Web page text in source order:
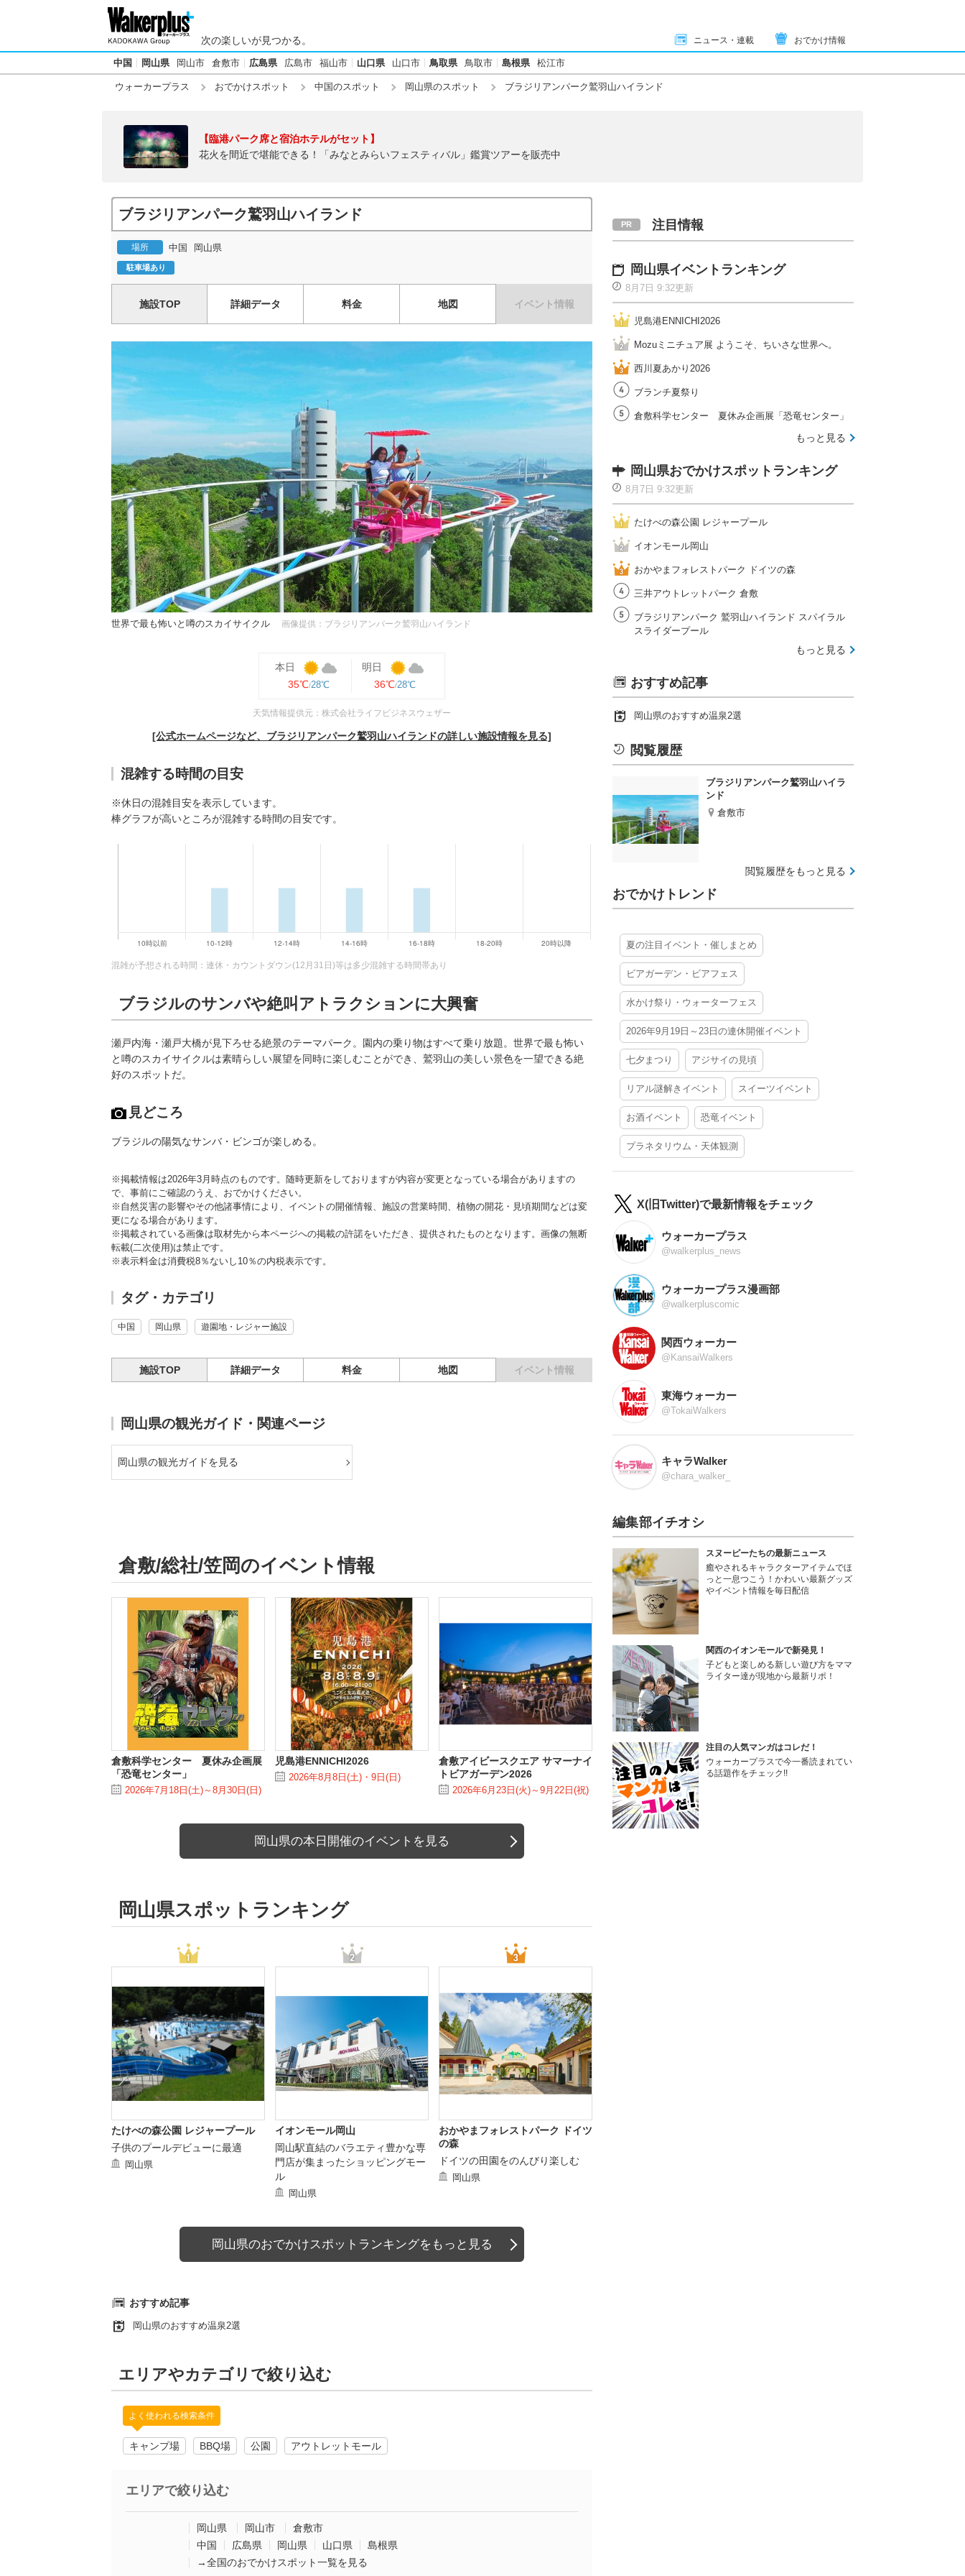
次の楽しいが見つかる。 ニュース・連載 おでかけ情報
中国 岡山県 岡山市 倉敷市 広島県 広島市 福山市 山口県 山口市 鳥取県 鳥取市 島根県 松江市
ウォーカープラス おでかけスポット 中国のスポット 岡山県のスポット ブラジリアンパーク鷲羽山ハイランド
【臨港パーク席と宿泊ホテルがセット】
花火を間近で堪能できる！「みなとみらいフェスティバル」鑑賞ツアーを販売中
ブラジリアンパーク鷲羽山ハイランド
場所 中国 岡山県
駐車場あり
施設TOP 詳細データ 料金 地図 イベント情報
世界で最も怖いと噂のスカイサイクル 画像提供：ブラジリアンパーク鷲羽山ハイランド
本日
35℃ 28℃
明日
36℃ 28℃
天気情報提供元：株式会社ライフビジネスウェザー
[公式ホームページなど、ブラジリアンパーク鷲羽山ハイランドの詳しい施設情報を見る]
混雑する時間の目安
※休日の混雑目安を表示しています。
棒グラフが高いところが混雑する時間の目安です。
混雑が予想される時間：連休・カウントダウン(12月31日)等は多少混雑する時間帯あり
ブラジルのサンバや絶叫アトラクションに大興奮
瀬戸内海・瀬戸大橋が見下ろせる絶景のテーマパーク。園内の乗り物はすべて乗り放題。世界で最も怖い
と噂のスカイサイクルは素晴らしい展望を同時に楽しむことができ、鷲羽山の美しい景色を一望できる絶
好のスポットだ。
見どころ
ブラジルの陽気なサンバ・ビンゴが楽しめる。
※掲載情報は2026年3月時点のものです。随時更新をしておりますが内容が変更となっている場合がありますの
で、事前にご確認のうえ、おでかけください。
※自然災害の影響やその他諸事情により、イベントの開催情報、施設の営業時間、植物の開花・見頃期間などは変
更になる場合があります。
※掲載されている画像は取材先から本ページへの掲載の許諾をいただき、提供されたものとなります。画像の無断
転載(二次使用)は禁止です。
※表示料金は消費税8％ないし10％の内税表示です。
タグ・カテゴリ
中国 岡山県 遊園地・レジャー施設
施設TOP 詳細データ 料金 地図 イベント情報
岡山県の観光ガイド・関連ページ
岡山県の観光ガイドを見る
倉敷/総社/笠岡のイベント情報
倉敷科学センター 夏休み企画展
「恐竜センター」
2026年7月18日(土)～8月30日(日)
児島港ENNICHI2026
2026年8月8日(土)・9日(日)
倉敷アイビースクエア サマーナイ
トビアガーデン2026
2026年6月23日(火)～9月22日(祝)
岡山県の本日開催のイベントを見る
岡山県スポットランキング
たけべの森公園 レジャープール
子供のプールデビューに最適
岡山県
イオンモール岡山
岡山駅直結のバラエティ豊かな専
門店が集まったショッピングモー
ル
岡山県
おかやまフォレストパーク ドイツ
の森
ドイツの田園をのんびり楽しむ
岡山県
岡山県のおでかけスポットランキングをもっと見る
おすすめ記事
岡山県のおすすめ温泉2選
エリアやカテゴリで絞り込む
よく使われる検索条件
キャンプ場 BBQ場 公園 アウトレットモール
エリアで絞り込む
岡山県 岡山市
倉敷市
中国
広島県 岡山県 山口県
島根県
→全国のおでかけスポット一覧を見る
注目情報
岡山県イベントランキング
8月7日 9:32更新
児島港ENNICHI2026
Mozuミニチュア展 ようこそ、ちいさな世界へ。
西川夏あかり2026
ブランチ夏祭り
倉敷科学センター 夏休み企画展「恐竜センター」
もっと見る
岡山県おでかけスポットランキング
8月7日 9:32更新
たけべの森公園 レジャープール
イオンモール岡山
おかやまフォレストパーク ドイツの森
三井アウトレットパーク 倉敷
ブラジリアンパーク 鷲羽山ハイランド スパイラル
スライダープール
もっと見る
おすすめ記事
岡山県のおすすめ温泉2選
閲覧履歴
ブラジリアンパーク鷲羽山ハイラ
ンド
倉敷市
閲覧履歴をもっと見る
おでかけトレンド
夏の注目イベント・催しまとめ
ビアガーデン・ビアフェス
水かけ祭り・ウォーターフェス
2026年9月19日～23日の連休開催イベント
七夕まつり アジサイの見頃
リアル謎解きイベント スイーツイベント
お酒イベント 恐竜イベント
プラネタリウム・天体観測
X(旧Twitter)で最新情報をチェック
ウォーカープラス
@walkerplus_news
ウォーカープラス漫画部
@walkerpluscomic
関西ウォーカー
@KansaiWalkers
東海ウォーカー
@TokaiWalkers
キャラWalker
@chara_walker_
編集部イチオシ
スヌーピーたちの最新ニュース
癒やされるキャラクターアイテムでほ
っと一息つこう！かわいい最新グッズ
やイベント情報を毎日配信
関西のイオンモールで新発見！
子どもと楽しめる新しい遊び方をママ
ライター達が現地から最新リポ！
注目の人気マンガはコレだ！
ウォーカープラスで今一番読まれてい
る話題作をチェック!!